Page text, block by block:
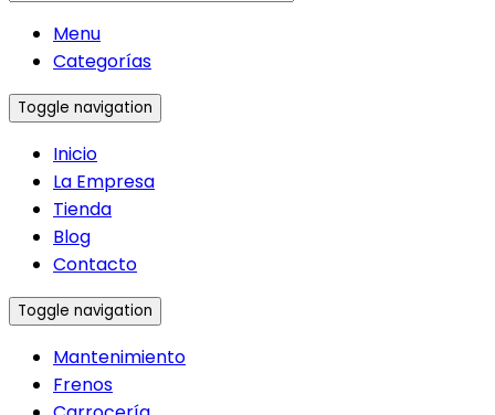
Menu
Categorías
Toggle navigation
Inicio
La Empresa
Tienda
Blog
Contacto
Toggle navigation
Mantenimiento
Frenos